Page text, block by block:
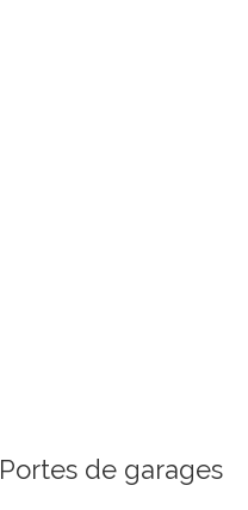
Portes de garages